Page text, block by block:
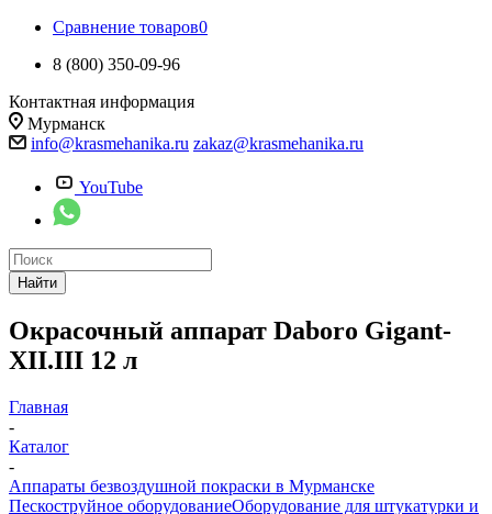
Сравнение товаров0
8 (800) 350-09-96
Контактная информация
Мурманск
info@krasmehanika.ru zakaz@krasmehanika.ru
YouTube
Найти
Окрасочный аппарат Daboro Gigant-
XII.III 12 л
Главная
-
Каталог
-
Аппараты безвоздушной покраски в Мурманске
Пескоструйное оборудованиеОборудование для штукатурки и